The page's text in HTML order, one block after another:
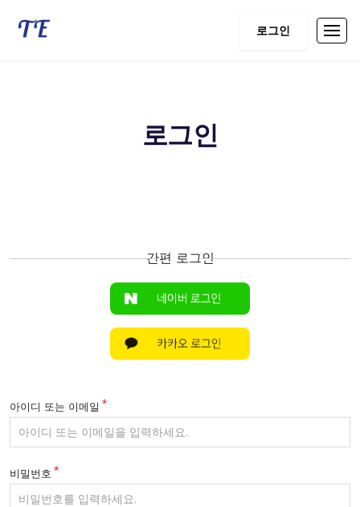
로그인
로그인
간편 로그인
아이디 또는 이메일
비밀번호